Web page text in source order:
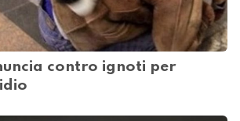
contro ignoti per